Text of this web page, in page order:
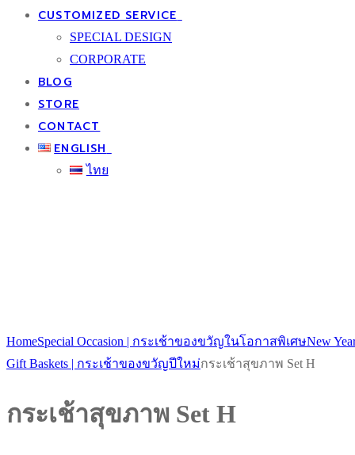
CUSTOMIZED SERVICE
SPECIAL DESIGN
CORPORATE
BLOG
STORE
CONTACT
ENGLISH
ไทย
HomeSpecial Occasion | กระเช้าของขวัญในโอกาสพิเศษNew
Gift Baskets | กระเช้าของขวัญปีใหม่กระเช้าสุขภาพ Set H
กระเช้าสุขภาพ Set H